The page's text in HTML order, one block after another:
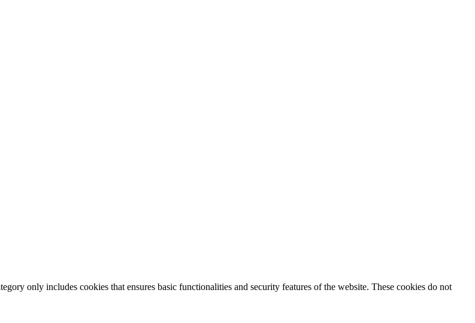
only includes cookies that ensures basic functionalities and security features of the website. These cookies do not